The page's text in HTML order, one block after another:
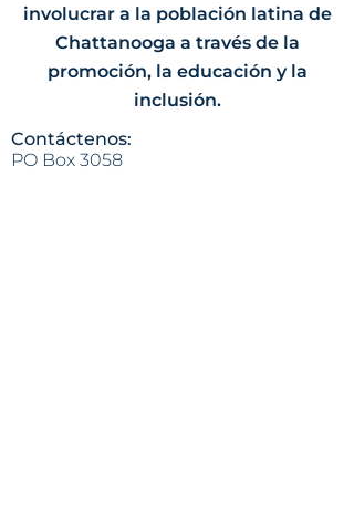
involucrar a la población latina de
Chattanooga a través de la
promoción, la educación y la
inclusión.
Contáctenos:
PO Box 3058